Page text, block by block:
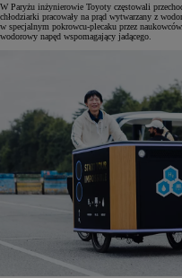
W Paryżu inżynierowie Toyoty częstowali
chłodziarki pracowały na prąd wytwarzany z
w specjalnym pokrowcu-plecaku przez
wodorowy napęd wspomagający jadącego.